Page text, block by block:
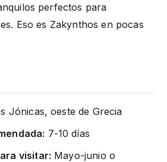
perfectos para
Eso es Zakynthos en pocas
Jónicas, oeste de Grecia
7-10 días
visitar: Mayo-junio o